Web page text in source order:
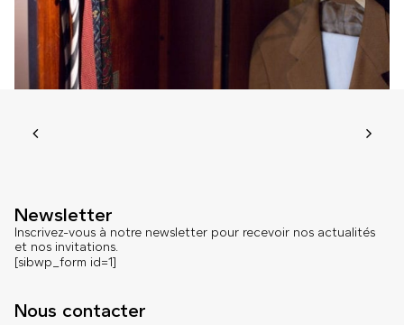
Newsletter
Inscrivez-vous à notre newsletter pour recevoir nos actualités
et nos invitations.
[sibwp_form id=1]
Nous contacter